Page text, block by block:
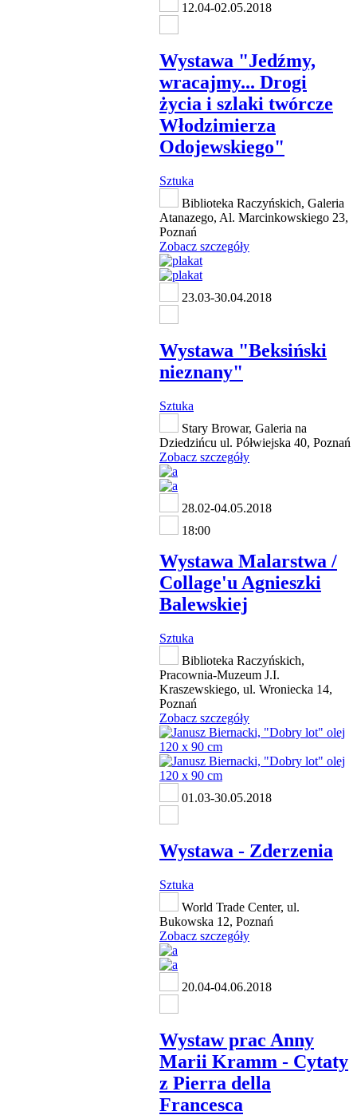
12.04-02.05.2018
Wystawa "Jedźmy,
wracajmy... Drogi
życia i szlaki twórcze
Włodzimierza
Odojewskiego"
Sztuka
Biblioteka Raczyńskich, Galeria
Atanazego, Al. Marcinkowskiego 23,
Poznań
Zobacz szczegóły
23.03-30.04.2018
Wystawa "Beksiński
nieznany"
Sztuka
Stary Browar, Galeria na
Dziedzińcu ul. Półwiejska 40, Poznań
Zobacz szczegóły
28.02-04.05.2018
18:00
Wystawa Malarstwa /
Collage'u Agnieszki
Balewskiej
Sztuka
Biblioteka Raczyńskich,
Pracownia-Muzeum J.I.
Kraszewskiego, ul. Wroniecka 14,
Poznań
Zobacz szczegóły
01.03-30.05.2018
Wystawa - Zderzenia
Sztuka
World Trade Center, ul.
Bukowska 12, Poznań
Zobacz szczegóły
20.04-04.06.2018
Wystaw prac Anny
Marii Kramm - Cytaty
z Pierra della
Francesca